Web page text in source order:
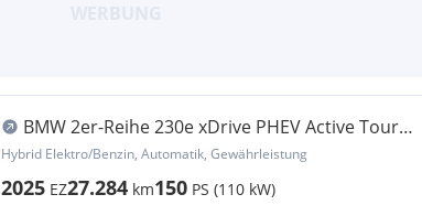
BMW 2er-Reihe 230e xDrive PHEV Active Tourer
Aut.
Hybrid Elektro/Benzin, Automatik, Gewährleistung
2025 EZ27.284 km150 PS (110 kW)